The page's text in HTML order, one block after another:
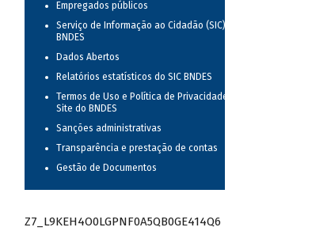
Empregados públicos
Serviço de Informação ao Cidadão (SIC) no
BNDES
Dados Abertos
Relatórios estatísticos do SIC BNDES
Termos de Uso e Política de Privacidade do
Site do BNDES
Sanções administrativas
Transparência e prestação de contas
Gestão de Documentos
Z7_L9KEH4O0LGPNF0A5QB0GE414Q6